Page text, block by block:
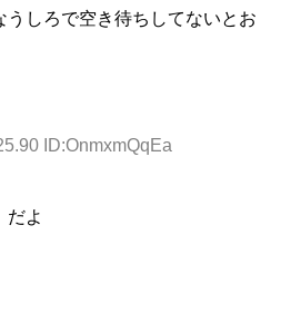
うしろで空き待ちしてないとお
ID:OnmxmQqEa
だよ